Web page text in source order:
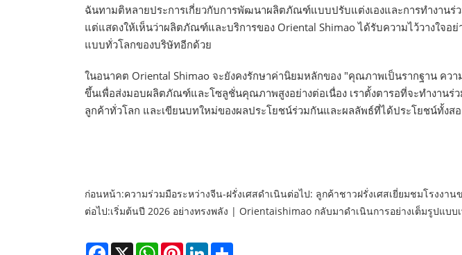
ฉันทามติหลายประการเกี่ยวกับการพัฒนาผลิตภัณฑ์แบบปรับแต่งเองและการทำงานร่
แต่แสดงให้เห็นว่าผลิตภัณฑ์และบริการของ Oriental Shimao ได้รับความไว้วางใจอ
แบบทั่วโลกของบริษัทอีกด้วย
ในอนาคต Oriental Shimao จะยังคงรักษาค่านิยมหลักของ "คุณภาพเป็นรากฐาน ค
ขึ้นเพื่อส่งมอบผลิตภัณฑ์และโซลูชั่นคุณภาพสูงอย่างต่อเนื่อง เราตั้งตารอที่จะทำงาน
ลูกค้าทั่วโลก และเขียนบทใหม่ของผลประโยชน์ร่วมกันและผลลัพธ์ที่ได้ประโยชน์ทั้งสอ
ก่อนหน้า:ความร่วมมือระหว่างจีน-ฝรั่งเศสดำเนินต่อไป: ลูกค้าชาวฝรั่งเศสเยี่ยมชมโรง
ต่อไป:เริ่มต้นปี 2026 อย่างทรงพลัง | Orientaishimao กลับมาดำเนินการอย่างเต็มรูปแบ
Facebook
X WhatsAppPinterestLinkedIn